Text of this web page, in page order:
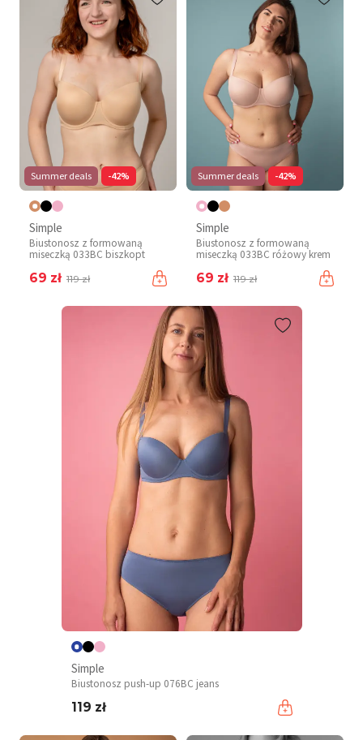
Summer deals -42%
Simple
Biustonosz z formowaną
miseczką 033BC biszkopt
69 zł 119 zł
Summer deals -42%
Simple
Biustonosz z formowaną
miseczką 033BC różowy krem
69 zł 119 zł
Simple
Biustonosz push-up 076BC jeans
119 zł